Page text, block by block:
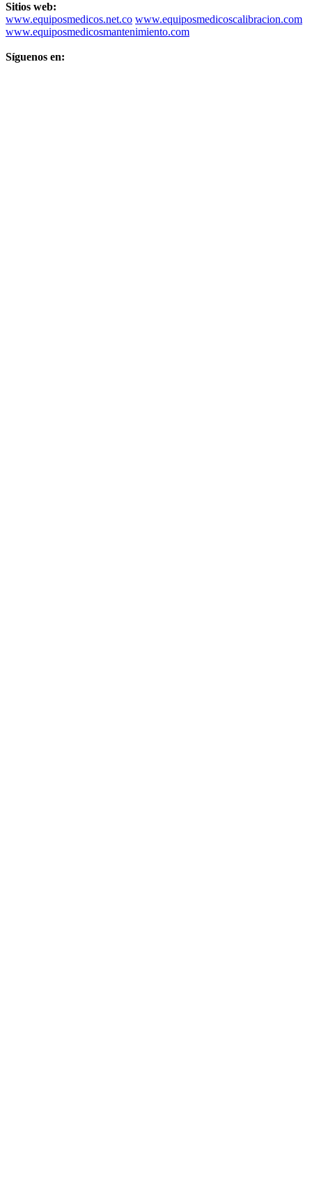
Sitios web:
www.equiposmedicos.net.co www.equiposmedicoscalibracion.com
www.equiposmedicosmantenimiento.com
Síguenos en: